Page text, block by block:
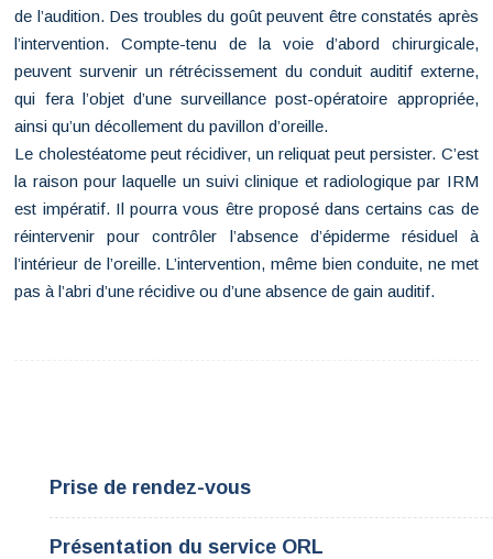
de l’audition. Des troubles du goût peuvent être constatés après
l’intervention. Compte-tenu de la voie d’abord chirurgicale,
peuvent survenir un rétrécissement du conduit auditif externe,
qui fera l’objet d’une surveillance post-opératoire appropriée,
ainsi qu’un décollement du pavillon d’oreille.
Le cholestéatome peut récidiver, un reliquat peut persister. C’est
la raison pour laquelle un suivi clinique et radiologique par IRM
est impératif. Il pourra vous être proposé dans certains cas de
réintervenir pour contrôler l’absence d’épiderme résiduel à
l’intérieur de l’oreille. L’intervention, même bien conduite, ne met
pas à l’abri d’une récidive ou d’une absence de gain auditif.
Prise de rendez-vous
Présentation du service ORL